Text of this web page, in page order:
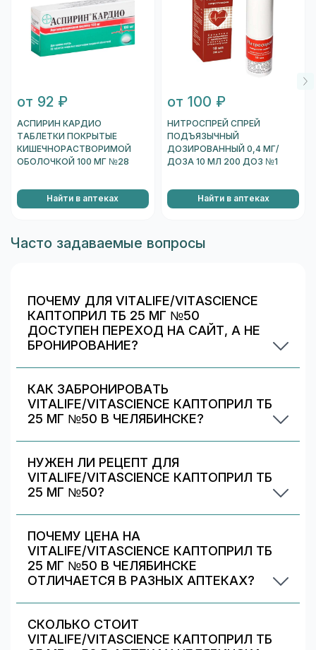
от 92 ₽
АСПИРИН КАРДИО
ТАБЛЕТКИ ПОКРЫТЫЕ
КИШЕЧНОРАСТВОРИМОЙ
ОБОЛОЧКОЙ 100 МГ №28
Найти в аптеках
от 100 ₽
НИТРОСПРЕЙ СПРЕЙ
ПОДЪЯЗЫЧНЫЙ
ДОЗИРОВАННЫЙ 0,4 МГ/
ДОЗА 10 МЛ 200 ДОЗ №1
Найти в аптеках
Часто задаваемые вопросы
ПОЧЕМУ ДЛЯ VITALIFE/VITASCIENCE
КАПТОПРИЛ ТБ 25 МГ №50
ДОСТУПЕН ПЕРЕХОД НА САЙТ, А НЕ
БРОНИРОВАНИЕ?
перехода на их сайт. Вы можете выбрать
аптеку с бронированием (если есть) или
КАК ЗАБРОНИРОВАТЬ
VITALIFE/VITASCIENCE КАПТОПРИЛ ТБ
25 МГ №50 В ЧЕЛЯБИНСКЕ?
(если доступно). После оформления получите
номер заказа и выкупите препарат в аптеке.
НУЖЕН ЛИ РЕЦЕПТ ДЛЯ
VITALIFE/VITASCIENCE КАПТОПРИЛ ТБ
25 МГ №50?
Уточняйте правила у выбранной аптеки.
ПОЧЕМУ ЦЕНА НА
VITALIFE/VITASCIENCE КАПТОПРИЛ ТБ
25 МГ №50 В ЧЕЛЯБИНСКЕ
ОТЛИЧАЕТСЯ В РАЗНЫХ АПТЕКАХ?
разных аптек в Челябинске — выбирайте самое
выгодное и удобное по адресу/времени
СКОЛЬКО СТОИТ
VITALIFE/VITASCIENCE КАПТОПРИЛ ТБ